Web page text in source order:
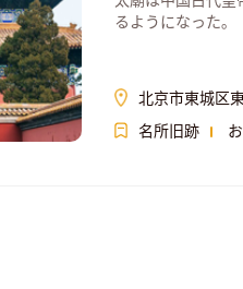
るようになった｡
北京市東城区
名所旧跡